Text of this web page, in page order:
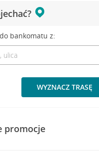
bankomatu z:
WYZNACZ TRASĘ
promocje